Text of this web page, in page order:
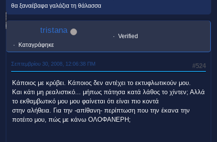
θα ξαναέβαφα γαλάζια τη θάλασσα
tristana
Verified
Καταγράφηκε
#524
Σεπτεμβρίου 30, 2008, 12:06:38 ΠΜ
Κάποιος με κρύβει. Κάποιος δεν αντέχει το εκτυφλωτικούν μου.
Και κάτι μη ρεαλιστικό... μήπως πάτησα κατά λάθος το χίντεν; Αλλά
το εκθαμβωτικό μου μου φαίνεται ότι είναι πιο κοντά
στην αλήθεια. Για την -απίθανη- περίπτωση που την έκανα την
ποτέιτο μου, πώς με κάνω ΟΛΟΦΑΝΕΡΗ;